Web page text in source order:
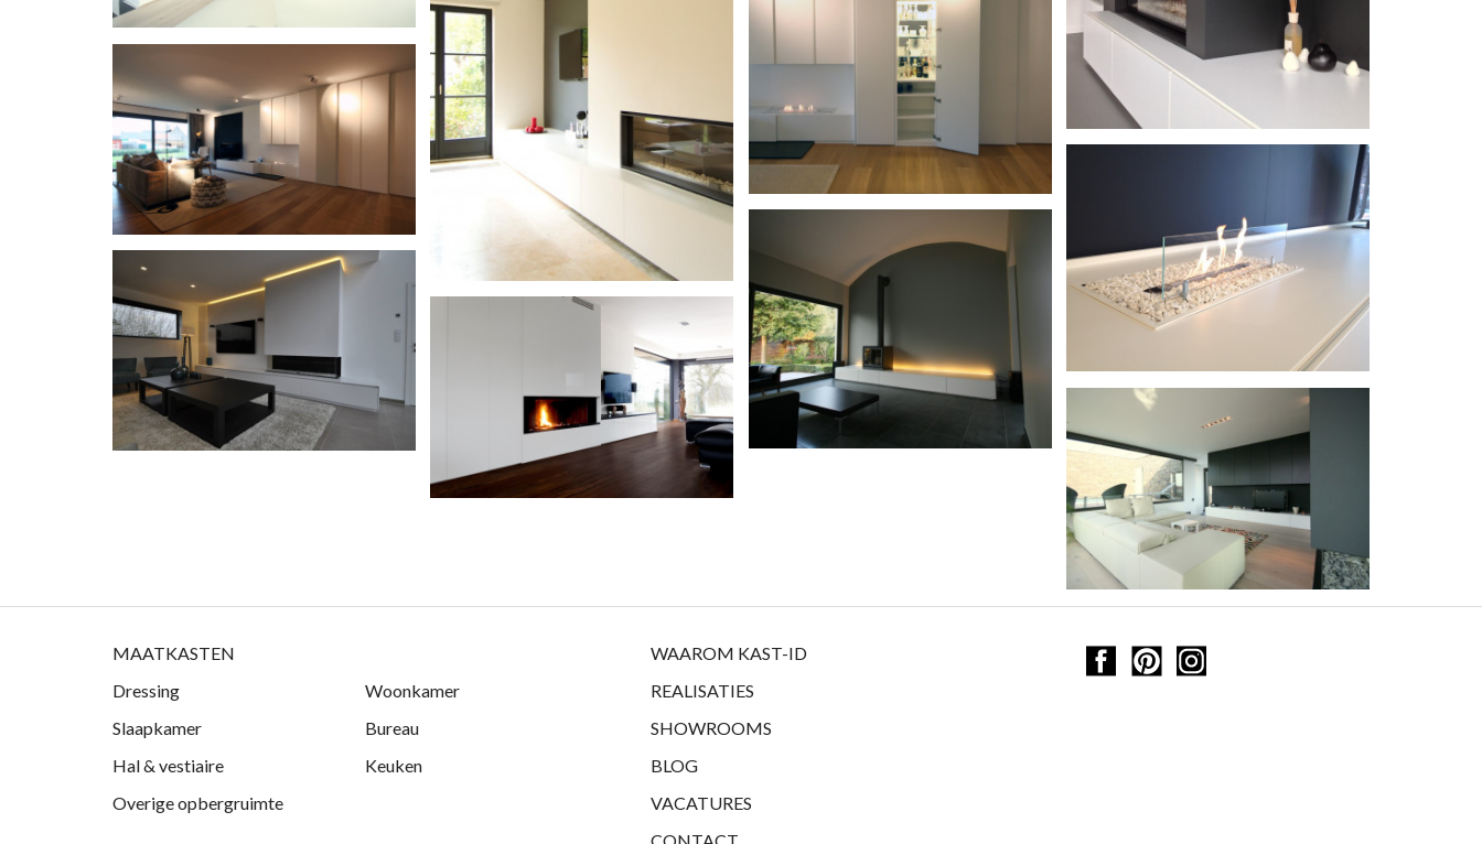
MAATKASTEN
Dressing
Woonkamer
Slaapkamer
Bureau
Hal & vestiaire
Keuken
Overige opbergruimte
WAAROM KAST-ID
REALISATIES
SHOWROOMS
BLOG
VACATURES